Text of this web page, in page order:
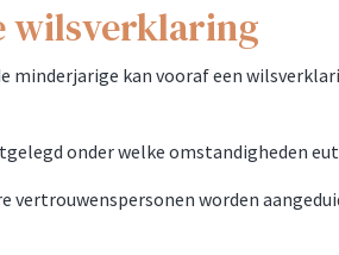
wilsverklaring
minderjarige kan vooraf een
onder welke omstandigheden
vertrouwenspersonen worden